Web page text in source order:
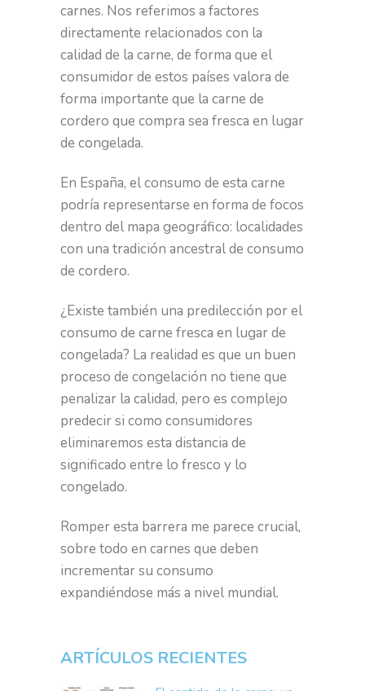
carnes. Nos referimos a factores
directamente relacionados con la
calidad de la carne, de forma que el
consumidor de estos países valora de
forma importante que la carne de
cordero que compra sea fresca en lugar
de congelada.
En España, el consumo de esta carne
podría representarse en forma de focos
dentro del mapa geográfico: localidades
con una tradición ancestral de consumo
de cordero.
¿Existe también una predilección por el
consumo de carne fresca en lugar de
congelada? La realidad es que un buen
proceso de congelación no tiene que
penalizar la calidad, pero es complejo
predecir si como consumidores
eliminaremos esta distancia de
significado entre lo fresco y lo
congelado.
Romper esta barrera me parece crucial,
sobre todo en carnes que deben
incrementar su consumo
expandiéndose más a nivel mundial.
ARTÍCULOS RECIENTES